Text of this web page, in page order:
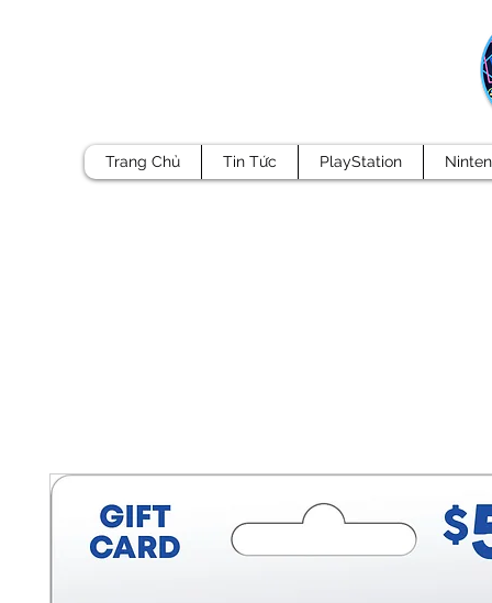
Trang Chủ Tin Tức PlayStation